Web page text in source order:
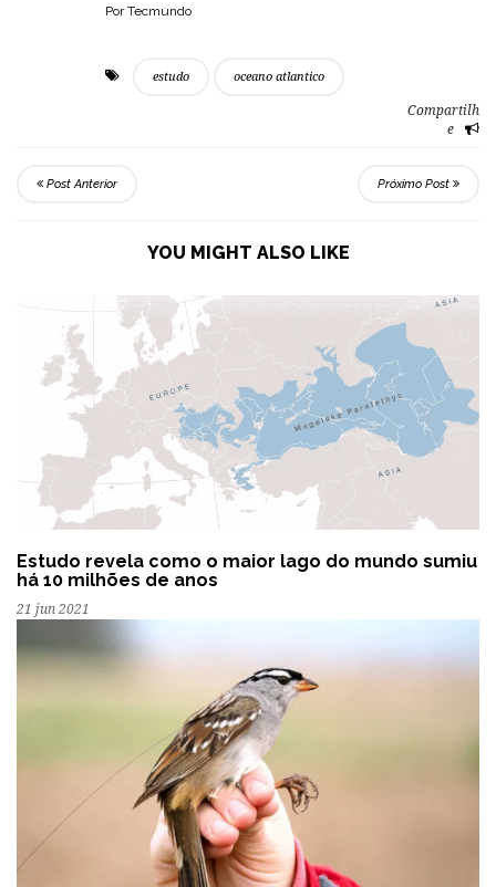
Por Tecmundo
estudo oceano atlantico
Compartilh
e
Post Anterior Próximo Post
YOU MIGHT ALSO LIKE
Estudo revela como o maior lago do mundo sumiu
há 10 milhões de anos
21 jun 2021